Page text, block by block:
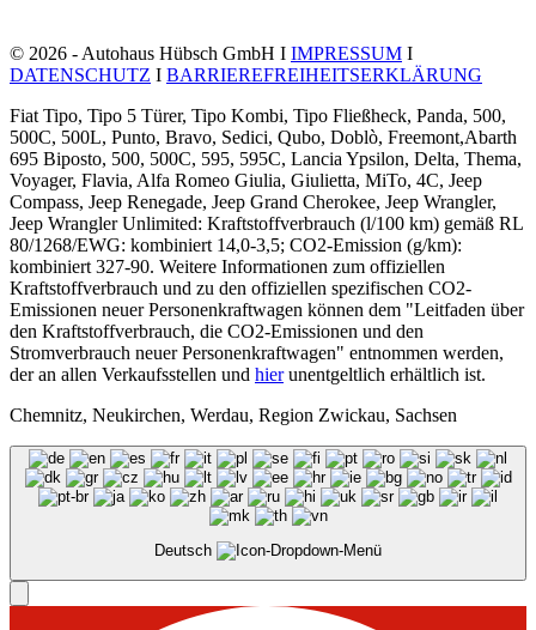
© 2026 - Autohaus Hübsch GmbH I IMPRESSUM I
DATENSCHUTZ I BARRIEREFREIHEITSERKLÄRUNG
Fiat Tipo, Tipo 5 Türer, Tipo Kombi, Tipo Fließheck, Panda, 500,
500C, 500L, Punto, Bravo, Sedici, Qubo, Doblò, Freemont,Abarth
695 Biposto, 500, 500C, 595, 595C, Lancia Ypsilon, Delta, Thema,
Voyager, Flavia, Alfa Romeo Giulia, Giulietta, MiTo, 4C, Jeep
Compass, Jeep Renegade, Jeep Grand Cherokee, Jeep Wrangler,
Jeep Wrangler Unlimited: Kraftstoffverbrauch (l/100 km) gemäß RL
80/1268/EWG: kombiniert 14,0-3,5; CO2-Emission (g/km):
kombiniert 327-90. Weitere Informationen zum offiziellen
Kraftstoffverbrauch und zu den offiziellen spezifischen CO2-
Emissionen neuer Personenkraftwagen können dem "Leitfaden über
den Kraftstoffverbrauch, die CO2-Emissionen und den
Stromverbrauch neuer Personenkraftwagen" entnommen werden,
der an allen Verkaufsstellen und hierunentgeltlich erhältlich ist.
Chemnitz, Neukirchen, Werdau, Region Zwickau, Sachsen
Deutsch